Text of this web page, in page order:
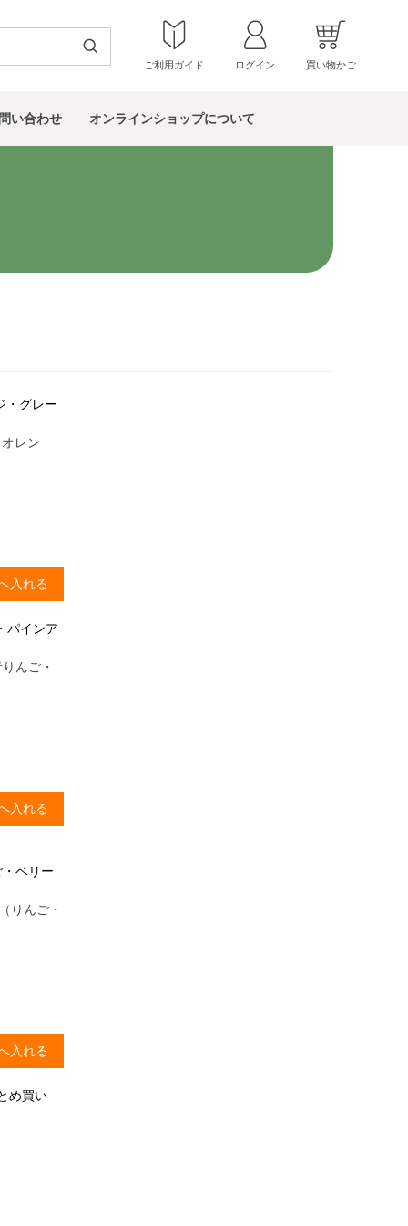
ご利用ガイド ログイン 買い物かご
い合わせ オンラインショップについて
・グレー
レン
入れる
パインア
んご・
入れる
ベリー
りんご・
入れる
め買い